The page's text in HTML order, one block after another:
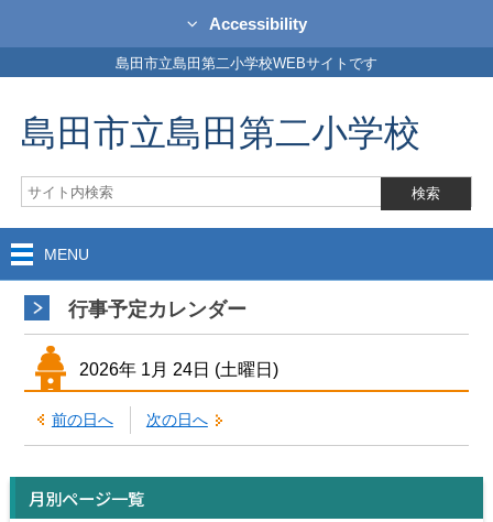
Accessibility
島田市立島田第二小学校WEBサイトです
島田市立島田第二小学校
MENU
行事予定カレンダー
2026年 1月 24日 (土曜日)
前の日へ 次の日へ
月別ページ一覧